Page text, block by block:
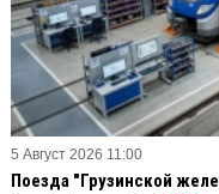
5 Август 2026 11:00
Поезда "Грузинской